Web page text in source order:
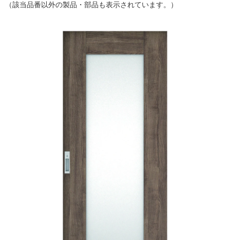
（該当品番以外の製品・部品も表示されています。）